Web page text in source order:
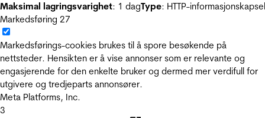
Maksimal lagringsvarighet: 1 dagType: HTTP-informasjonskapsel
Markedsføring 27
Markedsførings-cookies brukes til å spore besøkende på
nettsteder. Hensikten er å vise annonser som er relevante og
engasjerende for den enkelte bruker og dermed mer verdifull for
utgivere og tredjeparts annonsører.
Meta Platforms, Inc.
3